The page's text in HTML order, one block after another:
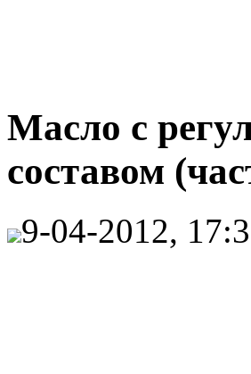
Масло с
составом
9-04-2012,